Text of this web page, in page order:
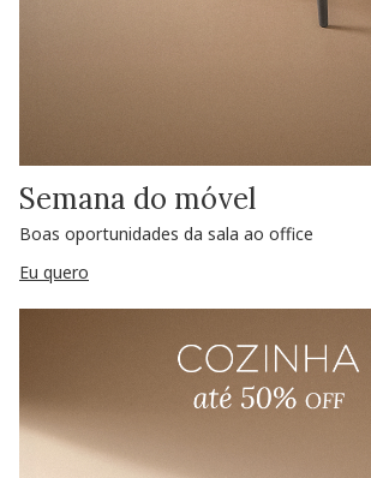
Semana do móvel
Boas oportunidades da sala ao office
Eu quero